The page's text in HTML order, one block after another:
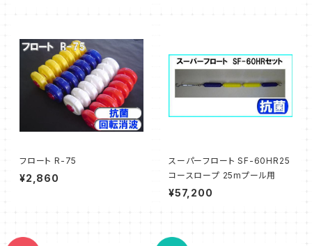
フロート R-75
¥2,860
スーパーフロート SF-60HR25
コースロープ 25mプール用
¥57,200